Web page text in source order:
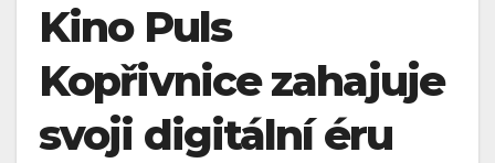
Kino Puls
Kopřivnice zahajuje
svoji digitální éru